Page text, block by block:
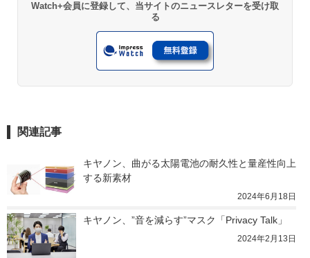
Watch+会員に登録して、当サイトのニュースレターを受け取
る
関連記事
キヤノン、曲がる太陽電池の耐久性と量産性向上
する新素材
2024年6月18日
キヤノン、”音を減らす”マスク「Privacy Talk」
2024年2月13日